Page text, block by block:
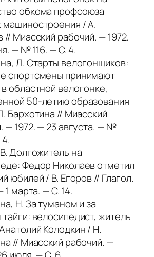
обкома профсоюза
машиностроения / А.
// Миасский рабочий. — 1972.
— № 116. — С. 4.
Л. Старты велогонщиков:
спортсмены принимают
областной велогонке,
50-летию образования
Бархотина // Миасский
— 1972. — 23 августа. — №
Долгожитель на
Федор Николаев отметил
юбилей / В. Егоров // Глагол.
1 марта. — С. 14.
Н. За туманом и за
велосипедист, житель
Колодкин / Н.
// Миасский рабочий. —